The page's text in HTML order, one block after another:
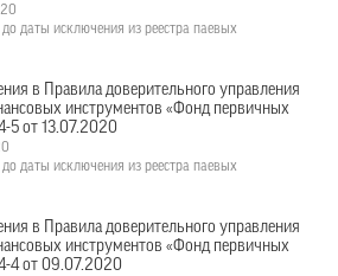
до даты исключения из реестра паевых
в Правила доверительного управления
инструментов «Фонд первичных
5 от 13.07.2020
до даты исключения из реестра паевых
в Правила доверительного управления
инструментов «Фонд первичных
4 от 09.07.2020